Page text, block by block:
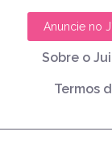
Anuncie no
Sobre o
Termos